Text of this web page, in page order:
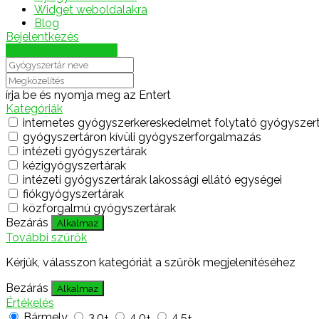
Widget weboldalakra
Blog
Bejelentkezés
írja be és nyomja meg az Entert
Kategóriák
internetes gyógyszerkereskedelmet folytató
gyógyszertáron kívüli gyógyszerforgalmazás
intézeti gyógyszertárak
kézigyógyszertárak
intézeti gyógyszertárak lakossági ellátó egységei
fiókgyógyszertárak
közforgalmú gyógyszertárak
Bezárás
Alkalmaz
További szűrők
Kérjük, válasszon kategóriát a szűrők megjelenítéséhez
Bezárás
Alkalmaz
Értékelés